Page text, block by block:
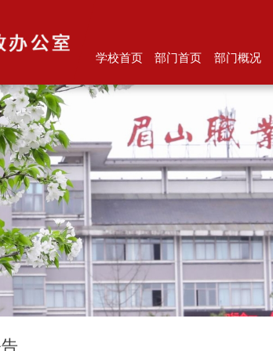
学校首页 部门首页 部门概况